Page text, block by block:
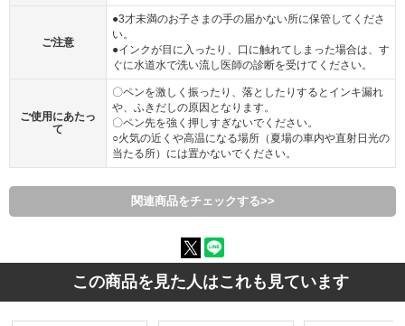
ご注意
●3才未満のお子さまの手の届かない所に保管してくださ
い。
●インクが目に入ったり、口に触れてしまった場合は、す
ぐに水道水で洗い流し医師の診断を受けてください。
ご使用にあたっ
て
〇ペンを激しく振ったり、落としたりするとインキ漏れ
や、ふきだしの原因となります。
〇ペン先を強く押しすぎないでください。
○火気の近くや高温になる場所（夏場の車内や直射日光の
当たる所）には置かないでください。
関連商品をチェックする>>
この商品を見た人はこれも見ています